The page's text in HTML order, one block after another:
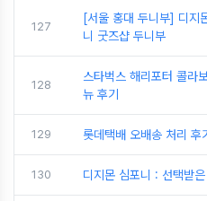
127
[서울 홍대 두니부] 디지
니 굿즈샵 두니부
128
스타벅스 해리포터 콜라
뉴 후기
129 롯데택배 오배송 처리 후
130 디지몬 심포니 : 선택받